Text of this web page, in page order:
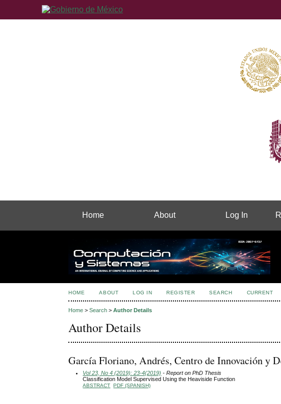
Home About Log In
HOME ABOUT LOG IN REGISTER SEARCH CURRENT
Home >Search >Author Details
Author Details
García Floriano, Andrés, Centro de Innovación y
Vol 23, No 4 (2019): 23-4(2019) - Report on PhD Thesis
Classification Model Supervised Using the Heaviside Function
ABSTRACT PDF (SPANISH)